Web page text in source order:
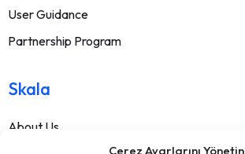
Çerez Ayarlarını Yönetin
User Guidance
Partnership Program
Skala
About Us